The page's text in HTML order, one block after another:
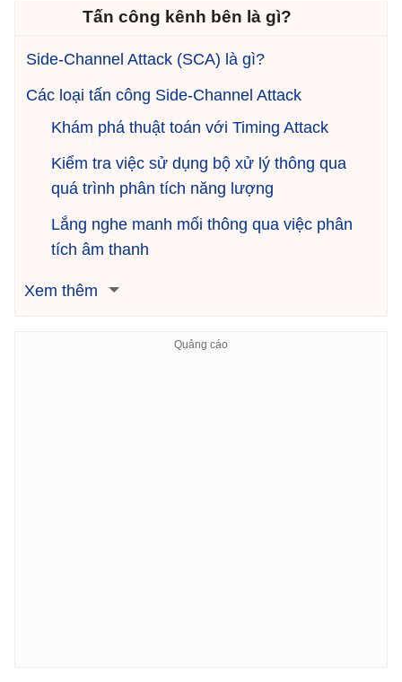
Tấn công kênh bên là gì?
Side-Channel Attack (SCA) là gì?
Các loại tấn công Side-Channel Attack
Khám phá thuật toán với Timing Attack
Kiểm tra việc sử dụng bộ xử lý thông qua
quá trình phân tích năng lượng
Lắng nghe manh mối thông qua việc phân
tích âm thanh
Xem thêm